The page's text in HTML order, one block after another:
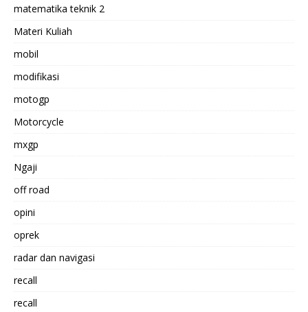
matematika teknik 2
Materi Kuliah
mobil
modifikasi
motogp
Motorcycle
mxgp
Ngaji
off road
opini
oprek
radar dan navigasi
recall
recall